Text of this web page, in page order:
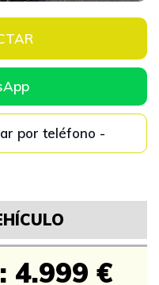
- Llamar por teléfono -
4.999 €